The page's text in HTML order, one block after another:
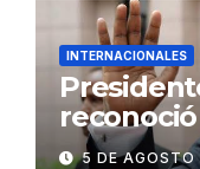
INTERNACIONALES
5 DE